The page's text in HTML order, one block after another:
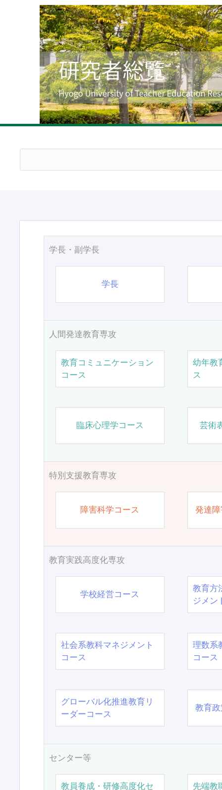
学長・副学長
学長
人間発達教育専攻
教育コミュニケーション
コース
幼年教
ス
臨床心理学コース 芸術
特別支援教育専攻
障害科学コース 発達
教育実践高度化専攻
学校経営コース
教育方
ジメン
社会系教科マネジメント
コース
理数系
コース
グローバル化推進教育リ
ーダーコース
教育
センター等
教員養成・研修高度化セ
先端教